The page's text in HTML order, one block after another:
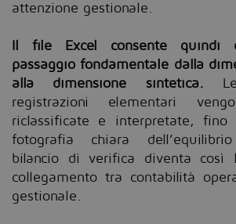
attenzione gestionale.
Il file Excel consente quindi
passaggio fondamentale dalla
alla dimensione sintetica.
registrazioni elementari
riclassificate e interpretate, fino
fotografia chiara
bilancio di verifica diventa così
collegamento tra contabilità
gestionale.